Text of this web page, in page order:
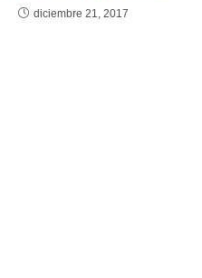
diciembre 21, 2017